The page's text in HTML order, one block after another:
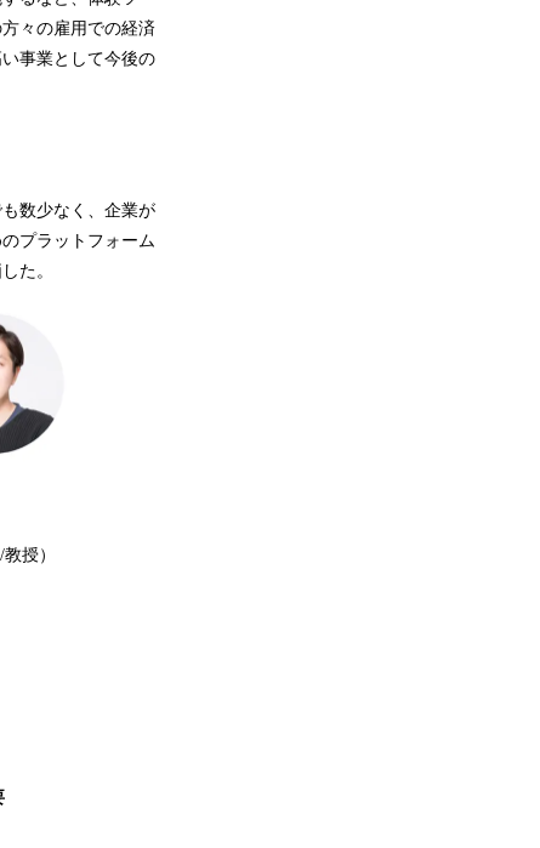
々の雇用での経済
事業として今後の
数少なく、企業が
プラットフォーム
た。
授）